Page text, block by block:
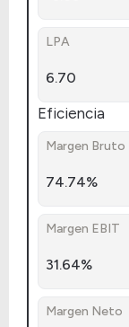
LPA
6.70
Eficiencia
Margen Bruto
74.74%
Margen EBIT
31.64%
Margen Neto